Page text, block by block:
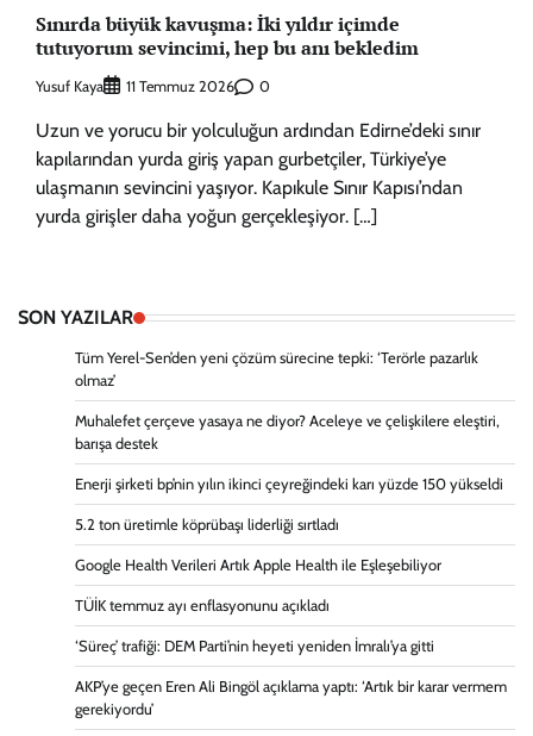
Sınırda büyük kavuşma: İki yıldır içimde
tutuyorum sevincimi, hep bu anı bekledim
Yusuf Kaya 11 Temmuz 2026 0
Uzun ve yorucu bir yolculuğun ardından Edirne’deki sınır
kapılarından yurda giriş yapan gurbetçiler, Türkiye’ye
ulaşmanın sevincini yaşıyor. Kapıkule Sınır Kapısı’ndan
yurda girişler daha yoğun gerçekleşiyor. […]
SON YAZILAR
Tüm Yerel-Sen’den yeni çözüm sürecine tepki: ‘Terörle pazarlık
olmaz’
Muhalefet çerçeve yasaya ne diyor? Aceleye ve çelişkilere eleştiri,
barışa destek
Enerji şirketi bp’nin yılın ikinci çeyreğindeki karı yüzde 150 yükseldi
5.2 ton üretimle köprübaşı liderliği sırtladı
Google Health Verileri Artık Apple Health ile Eşleşebiliyor
TÜİK temmuz ayı enflasyonunu açıkladı
‘Süreç’ trafiği: DEM Parti’nin heyeti yeniden İmralı’ya gitti
AKP’ye geçen Eren Ali Bingöl açıklama yaptı: ‘Artık bir karar vermem
gerekiyordu’